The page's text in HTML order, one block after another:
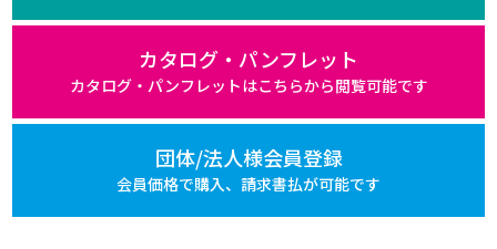
カタログ・パンフレット
カタログ・パンフレットはこちらから閲覧可能です
団体/法人様会員登録
会員価格で購入、 請求書払が可能です